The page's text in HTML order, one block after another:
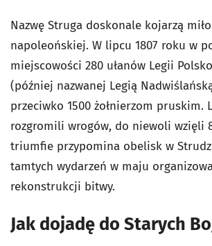
Nazwę Struga doskonale kojarzą
napoleońskiej. W lipcu 1807 roku w
miejscowości 280 ułanów Legii
(później nazwanej Legią
przeciwko 1500 żołnierzom pruskim.
rozgromili wrogów, do niewoli wzięli
triumfie przypomina obelisk w
tamtych wydarzeń w maju
rekonstrukcji bitwy.
Jak dojadę do Starych